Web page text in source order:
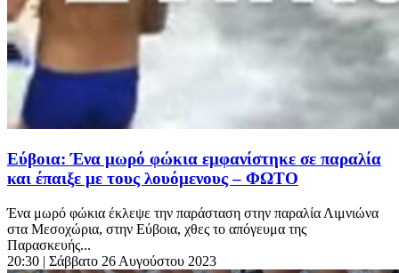
Εύβοια: Ένα μωρό φώκια εμφανίστηκε σε παραλία
και έπαιξε με τους λουόμενους – ΦΩΤΟ
Ένα μωρό φώκια έκλεψε την παράσταση στην παραλία Λιμνιώνα
στα Μεσοχώρια, στην Εύβοια, χθες το απόγευμα της
Παρασκευής...
20:30 | Σάββατο 26 Αυγούστου 2023